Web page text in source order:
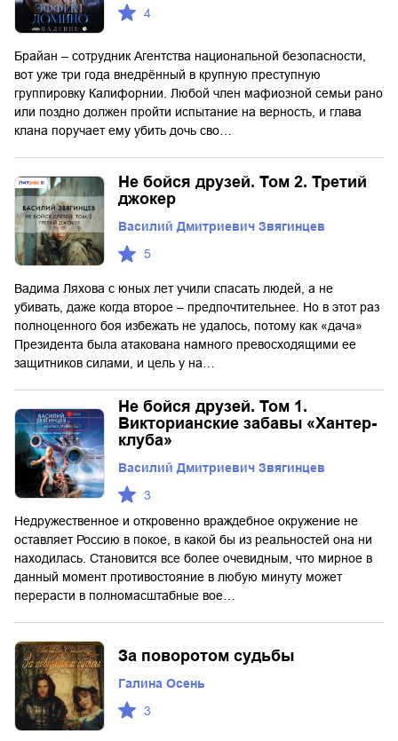
4
Брайан – сотрудник Агентства национальной безопасности,
вот уже три года внедрённый в крупную преступную
группировку Калифорнии. Любой член мафиозной семьи рано
или поздно должен пройти испытание на верность, и глава
клана поручает ему убить дочь сво…
Не бойся друзей. Том 2. Третий
джокер
Василий Дмитриевич Звягинцев
5
Вадима Ляхова с юных лет учили спасать людей, а не
убивать, даже когда второе – предпочтительнее. Но в этот раз
полноценного боя избежать не удалось, потому как «дача»
Президента была атакована намного превосходящими ее
защитников силами, и цель у на…
Не бойся друзей. Том 1.
Викторианские забавы «Хантер-
клуба»
Василий Дмитриевич Звягинцев
3
Недружественное и откровенно враждебное окружение не
оставляет Россию в покое, в какой бы из реальностей она ни
находилась. Становится все более очевидным, что мирное в
данный момент противостояние в любую минуту может
перерасти в полномасштабные вое…
За поворотом судьбы
Галина Осень
3